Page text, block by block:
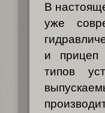
В
уже
и прицеп
типов